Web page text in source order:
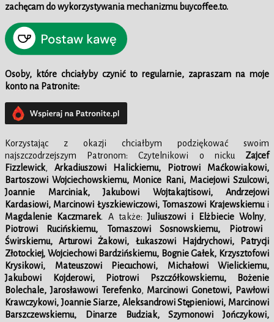
zachęcam do wykorzystywania mechanizmu buycoffee.to.
Osoby, które chciałyby czynić to regularnie, zapraszam na moje
konto na Patronite:
Korzystając z okazji chciałbym podziękować swoim
najszczodrzejszym Patronom: Czytelnikowi o nicku Zajcef
Fizzlewick, Arkadiuszowi Halickiemu, Piotrowi Maćkowiakowi,
Bartoszowi Wojciechowskiemu, Monice Rani, Maciejowi Szulcowi,
Joannie Marciniak, Jakubowi Wojtakajtisowi, Andrzejowi
Kardasiowi, Marcinowi Łyszkiewiczowi, Tomaszowi Krajewskiemu i
Magdalenie Kaczmarek. A także:Juliuszowi i Elżbiecie Wolny,
Piotrowi Rucińskiemu, Tomaszowi Sosnowskiemu, Piotrowi
Świrskiemu, Arturowi Żakowi, Łukaszowi Hajdrychowi, Patrycji
Złotockiej, Wojciechowi Bardzińskiemu, Bognie Gałek, Krzysztofowi
Krysikowi, Mateuszowi Piecuchowi, Michałowi Wielickiemu,
Jakubowi Kojderowi, Piotrowi Pszczółkowskiemu, Bożenie
Bolechale, Jarosławowi Terefenko, Marcinowi Gonetowi, Pawłowi
Krawczykowi, Joannie Siarze, Aleksandrowi Stępieniowi, Marcinowi
Barszczewskiemu, Dinarze Budziak, Szymonowi Jończykowi,